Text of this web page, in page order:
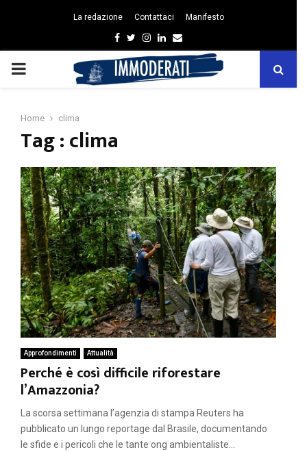
La redazione Contattaci Manifesto
Facebook
Twitter
Instagram
Linkedin
Email
PRIMARY
Home clima
Tag : clima
Approfondimenti Attualità
Perché è così difficile riforestare
l’Amazzonia?
La scorsa settimana l’agenzia di stampa Reuters ha
pubblicato un lungo reportage dal Brasile, documentando
le sfide e i pericoli che le tante ong ambientaliste...